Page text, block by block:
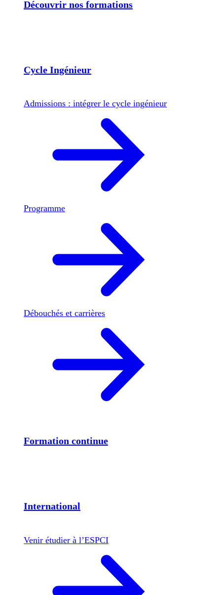
Découvrir nos formations
Cycle Ingénieur
Admissions : intégrer le cycle ingénieur
Programme
Débouchés et carrières
Formation continue
International
Venir étudier à l’ESPCI